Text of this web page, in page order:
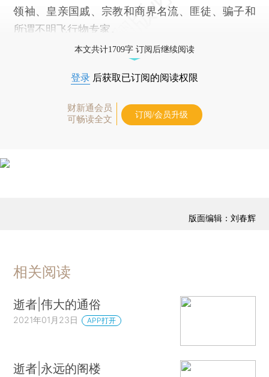
领袖、皇亲国戚、宗教和商界名流、匪徒、骗子和
所谓不明飞行物专家。
本文共计1709字 订阅后继续阅读
登录 后获取已订阅的阅读权限
财新通会员
可畅读全文
订阅/会员升级
版面编辑：刘春辉
相关阅读
逝者|伟大的通俗
2021年01月23日 APP打开
逝者|永远的阁楼